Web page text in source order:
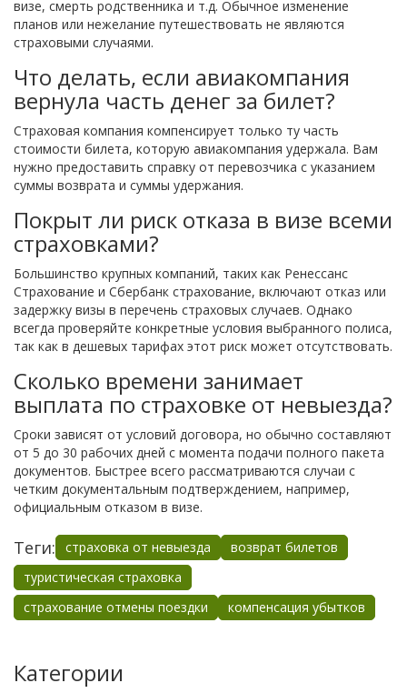
визе, смерть родственника и т.д. Обычное изменение
планов или нежелание путешествовать не являются
страховыми случаями.
Что делать, если авиакомпания
вернула часть денег за билет?
Страховая компания компенсирует только ту часть
стоимости билета, которую авиакомпания удержала. Вам
нужно предоставить справку от перевозчика с указанием
суммы возврата и суммы удержания.
Покрыт ли риск отказа в визе всеми
страховками?
Большинство крупных компаний, таких как Ренессанс
Страхование и Сбербанк страхование, включают отказ или
задержку визы в перечень страховых случаев. Однако
всегда проверяйте конкретные условия выбранного полиса,
так как в дешевых тарифах этот риск может отсутствовать.
Сколько времени занимает
выплата по страховке от невыезда?
Сроки зависят от условий договора, но обычно составляют
от 5 до 30 рабочих дней с момента подачи полного пакета
документов. Быстрее всего рассматриваются случаи с
четким документальным подтверждением, например,
официальным отказом в визе.
Теги: страховка от невыезда
возврат билетов
туристическая страховка
страхование отмены поездки
компенсация убытков
Категории